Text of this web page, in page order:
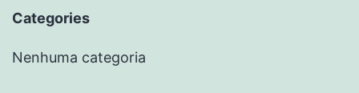
Categories
Nenhuma categoria